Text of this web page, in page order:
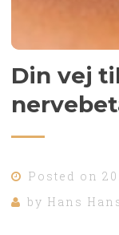
Din vej
Posted on
by Hans